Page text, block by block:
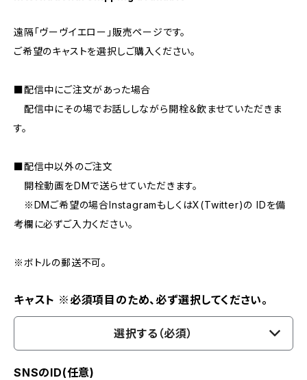
遠隔「ヴーヴイエロー」販売ページです。
ご希望のキャストを選択しご購入ください。
■配信中にご注文があった場合
配信中にその場でお話ししながら開栓＆飲ませていただきま
す。
■配信中以外のご注文
開栓動画をDMで送らせていただきます。
※DMご希望の場合InstagramもしくはX(Twitter)の IDを備
考欄に必ずご入力ください。
※ボトルの郵送不可。
キャスト ※必須項目のため、必ず選択してください。
選択する（必須）
SNSのID(任意)